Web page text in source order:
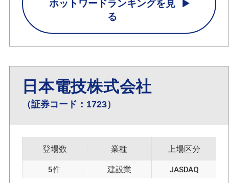
ホットワードランキングを見
る
日本電技株式会社
（証券コード：1723）
登場数
5件
業種
建設業
上場区分
JASDAQ